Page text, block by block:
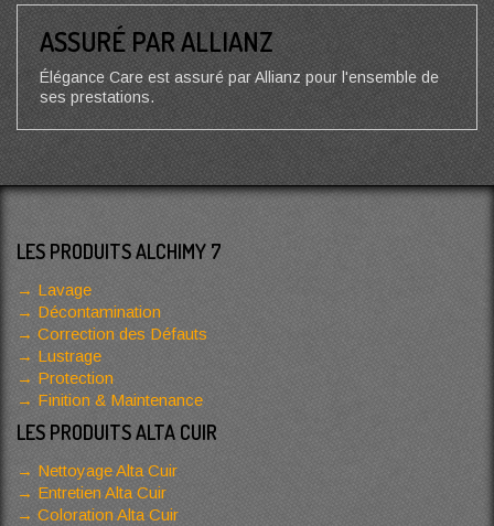
ASSURÉ PAR ALLIANZ
Élégance Care est assuré par Allianz pour l'ensemble de
ses prestations.
LES PRODUITS ALCHIMY 7
Lavage
Décontamination
Correction des Défauts
Lustrage
Protection
Finition & Maintenance
LES PRODUITS ALTA CUIR
Nettoyage Alta Cuir
Entretien Alta Cuir
Coloration Alta Cuir